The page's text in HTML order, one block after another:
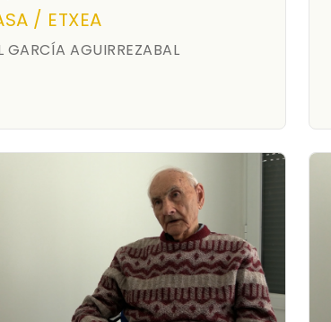
/ ETXEA
GARCÍA AGUIRREZABAL